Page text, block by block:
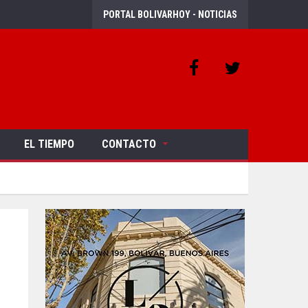
PORTAL BOLIVARHOY - NOTICIAS
EL TIEMPO CONTACTO